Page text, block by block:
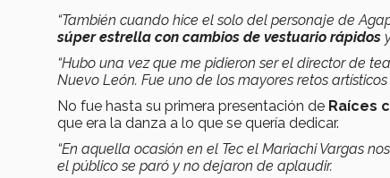
“También cuando hice el solo del personaje de
súper estrella con cambios de vestuario rápidos
“Hubo una vez que me pidieron ser el director de
Nuevo León. Fue uno de los mayores retos
No fue hasta su primera presentación de Raíces
que era la danza a lo que se quería dedicar.
“En aquella ocasión en el Tec el Mariachi Vargas
el público se paró y no dejaron de aplaudir.